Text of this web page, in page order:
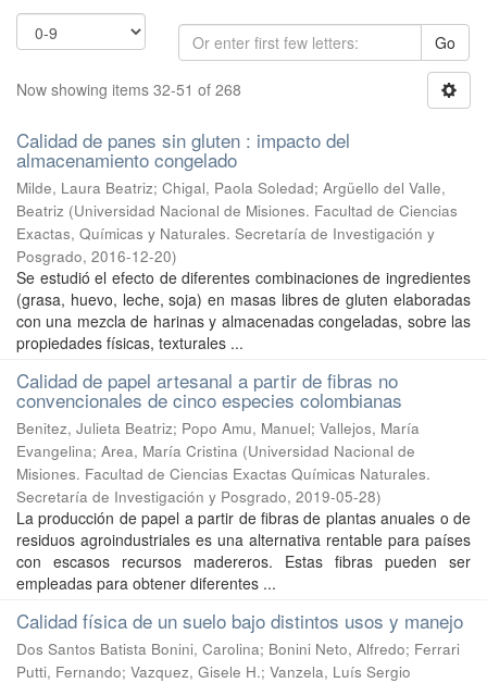
Go
Now showing items 32-51 of 268
Calidad de panes sin gluten : impacto del
almacenamiento congelado
Milde, Laura Beatriz; Chigal, Paola Soledad; Argüello del Valle,
Beatriz (Universidad Nacional de Misiones. Facultad de Ciencias
Exactas, Químicas y Naturales. Secretaría de Investigación y
Posgrado, 2016-12-20)
Se estudió el efecto de diferentes combinaciones de ingredientes
(grasa, huevo, leche, soja) en masas libres de gluten elaboradas
con una mezcla de harinas y almacenadas congeladas, sobre las
propiedades físicas, texturales ...
Calidad de papel artesanal a partir de fibras no
convencionales de cinco especies colombianas
Benitez, Julieta Beatriz; Popo Amu, Manuel; Vallejos, María
Evangelina; Area, María Cristina (Universidad Nacional de
Misiones. Facultad de Ciencias Exactas Químicas Naturales.
Secretaría de Investigación y Posgrado, 2019-05-28)
La producción de papel a partir de fibras de plantas anuales o de
residuos agroindustriales es una alternativa rentable para países
con escasos recursos madereros. Estas fibras pueden ser
empleadas para obtener diferentes ...
Calidad física de un suelo bajo distintos usos y manejo
Dos Santos Batista Bonini, Carolina; Bonini Neto, Alfredo; Ferrari
Putti, Fernando; Vazquez, Gisele H.; Vanzela, Luís Sergio